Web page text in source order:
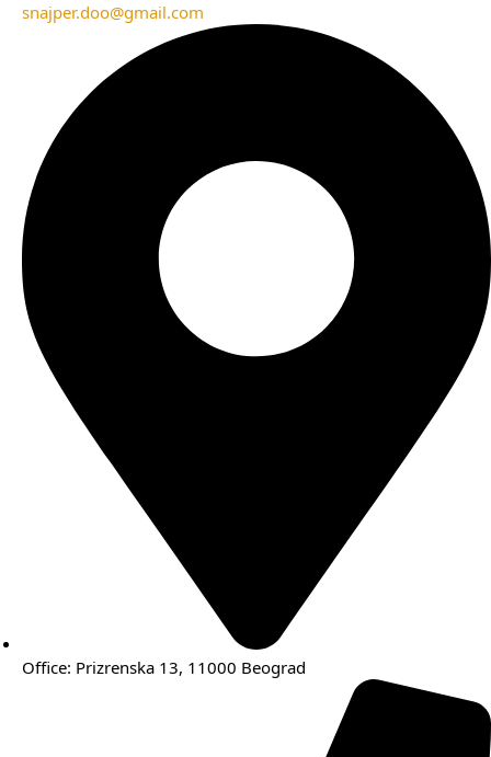
snajper.doo@gmail.com
Office: Prizrenska 13, 11000 Beograd